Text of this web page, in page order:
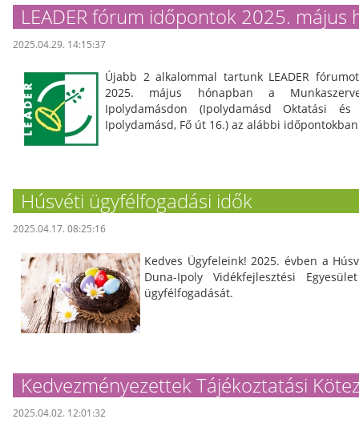
LEADER fórum időpontok 2025. május
2025.04.29. 14:15:37
Újabb 2 alkalommal tartunk LEADER
2025. május hónapban a
Ipolydamásdon (Ipolydamásd Oktatási
Ipolydamásd, Fő út 16.) az alábbi
Húsvéti ügyfélfogadási idők
2025.04.17. 08:25:16
Kedves Ügyfeleink! 2025. évben a
Duna-Ipoly Vidékfejlesztési
ügyfélfogadását.
Kedvezményezettek Tájékoztatási
2025.04.02. 12:01:32